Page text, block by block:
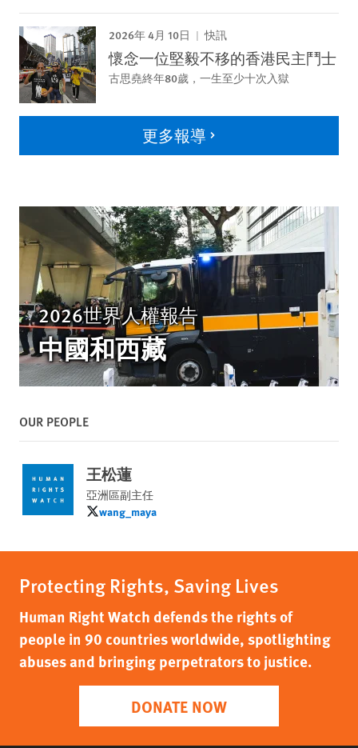
2026年 4月 10日 快訊
懷念一位堅毅不移的香港民主鬥士
古思堯終年80歲，一生至少十次入獄
更多報導
2026世界人權報告
中國和西藏
OUR PEOPLE
王松蓮
亞洲區副主任
wang_maya
wang_maya
Protecting Rights, Saving Lives
Human Right Watch defends the rights of
people in 90 countries worldwide, spotlighting
abuses and bringing perpetrators to justice.
DONATE NOW